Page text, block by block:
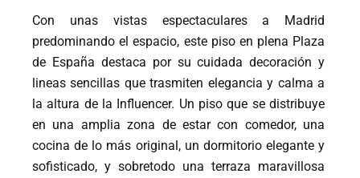
Con unas vistas espectaculares a Madrid
predominando el espacio, este piso en plena Plaza
de España destaca por su cuidada decoración y
lineas sencillas que trasmiten elegancia y calma a
la altura de la Influencer. Un piso que se distribuye
en una amplia zona de estar con comedor, una
cocina de lo más original, un dormitorio elegante y
sofisticado, y sobretodo una terraza maravillosa